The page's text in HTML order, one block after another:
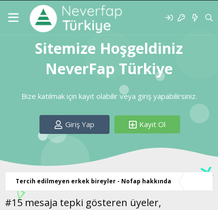
Sitemize Hoşgeldiniz
NeverFap Türkiye
Bize katılmak için kayıt olabilir veya giriş yapabilirsiniz.
Giriş Yap Kayıt Ol
Tercih edilmeyen erkek bireyler - Nofap hakkında
#15 mesaja tepki gösteren üyeler,